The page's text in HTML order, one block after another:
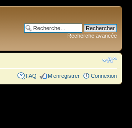
Recherche avancée
FAQ M’enregistrer Connexion